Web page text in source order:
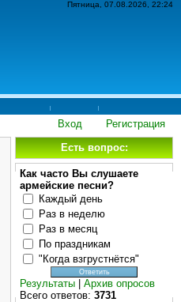
Пятница, 07.08.2026, 22:24
Регистрация
Вход
Есть вопрос:
Как часто Вы слушаете
армейские песни?
Каждый день
Раз в неделю
Раз в месяц
По праздникам
"Когда взгрустнётся"
Результаты
Архив опросов
Всего ответов: 3731